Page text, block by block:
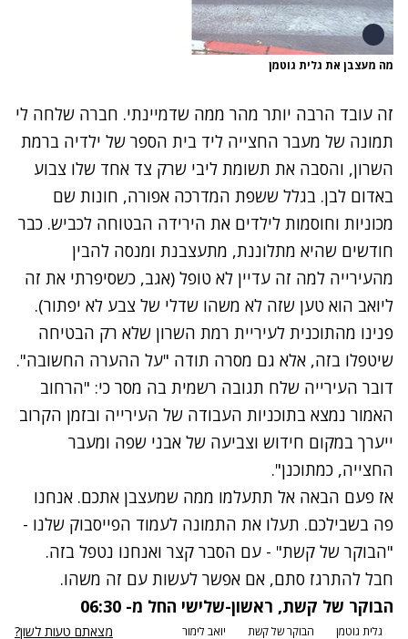
מה מעצבן את גלית גוטמן
זה עובד הרבה יותר מהר ממה שדמיינתי. חברה שלחה לי
תמונה של מעבר החצייה ליד בית הספר של ילדיה ברמת
השרון, והסבה את תשומת ליבי שרק צד אחד שלו צבוע
באדום לבן. בגלל ששפת המדרכה אפורה, חונות שם
מכוניות וחוסמות לילדים את הירידה הבטוחה לכביש. כבר
חודשים שהיא מתלוננת, מתעצבנת ומנסה להבין
מהעירייה למה זה עדיין לא טופל (אגב, כשסיפרתי את זה
ליואב הוא טען שזה לא משהו שדלי של צבע לא יפתור).
פנינו מהתוכנית לעיריית רמת השרון שלא רק הבטיחה
שיטפלו בזה, אלא גם מסרה תודה "על ההערה החשובה".
דובר העירייה שלח תגובה רשמית בה מסר כי: "הרחוב
האמור נמצא בתוכניות העבודה של העירייה ובזמן הקרוב
ייערך במקום חידוש וצביעה של אבני שפה ומעבר
החצייה, כמתוכנן".
אז פעם הבאה אל תתעלמו ממה שמעצבן אתכם. אנחנו
פה בשבילכם. תעלו את התמונה לעמוד הפייסבוק שלנו -
"הבוקר של קשת" - עם הסבר קצר ואנחנו נטפל בזה.
חבל להתרגז סתם, אם אפשר לעשות עם זה משהו.
הבוקר של קשת, ראשון-שלישי החל מ- 06:30
גלית גוטמן הבוקר של קשת יואב לימור מצאתם טעות לשון?